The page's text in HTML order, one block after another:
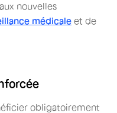
nouvelles
médicale et de
obligatoirement